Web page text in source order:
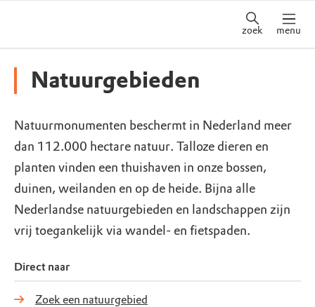
zoek menu
Natuurgebieden
Natuurmonumenten beschermt in Nederland meer
dan 112.000 hectare natuur. Talloze dieren en
planten vinden een thuishaven in onze bossen,
duinen, weilanden en op de heide. Bijna alle
Nederlandse natuurgebieden en landschappen zijn
vrij toegankelijk via wandel- en fietspaden.
Direct naar
Zoek een natuurgebied